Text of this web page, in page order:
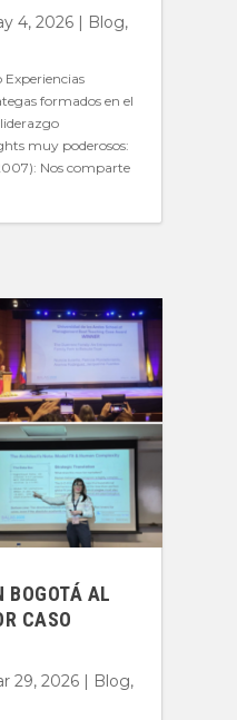
4, 2026| Blog,
Experiencias
formados en el
muy poderosos:
Nos comparte
BOGOTÁ AL
CASO
29, 2026| Blog,